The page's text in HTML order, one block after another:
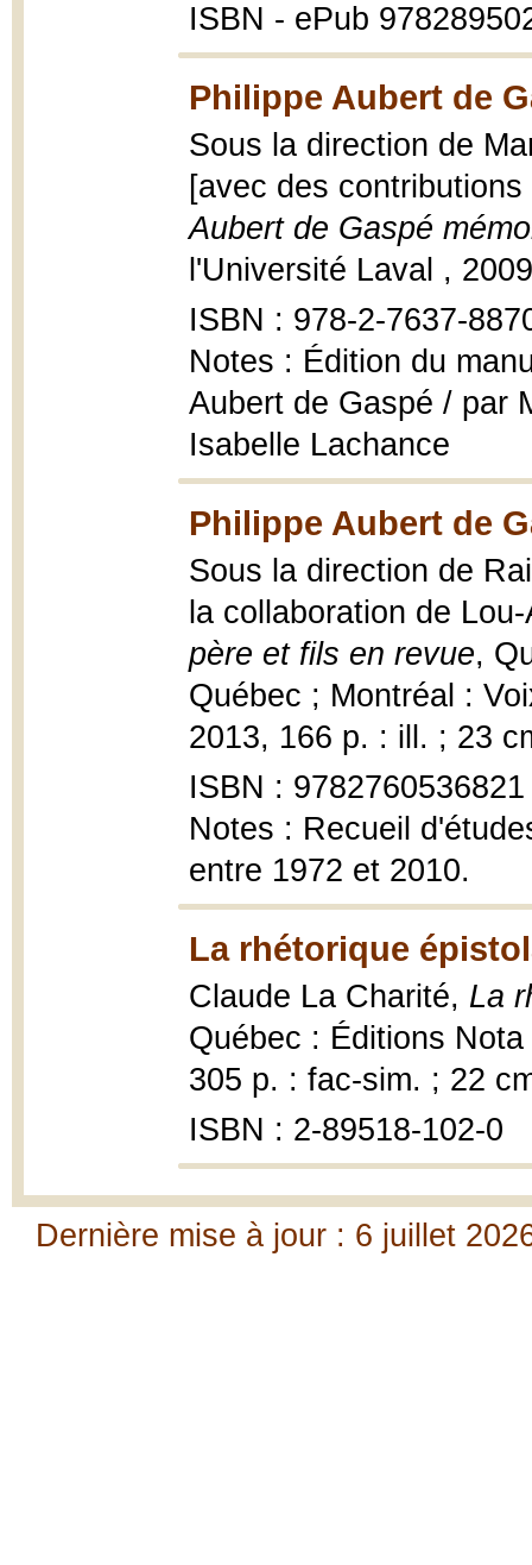
ISBN - ePub
Philippe Aubert de
Sous la direction de
[avec des
Aubert de Gaspé
l'Université Laval ,
ISBN : 978-2-7637-
Notes : Édition du
Aubert de Gaspé / par
Isabelle Lachance
Philippe Aubert de
Sous la direction de
la collaboration de
père et fils en revue,
Québec ; Montréal :
2013, 166 p. : ill. ; 23
ISBN : 9782760536821
Notes : Recueil
entre 1972 et 2010.
La rhétorique
Claude La Charité, La
Québec : Éditions
305 p. : fac-sim. ; 22
ISBN : 2-89518-102-0
Dernière mise à jour : 6 juillet